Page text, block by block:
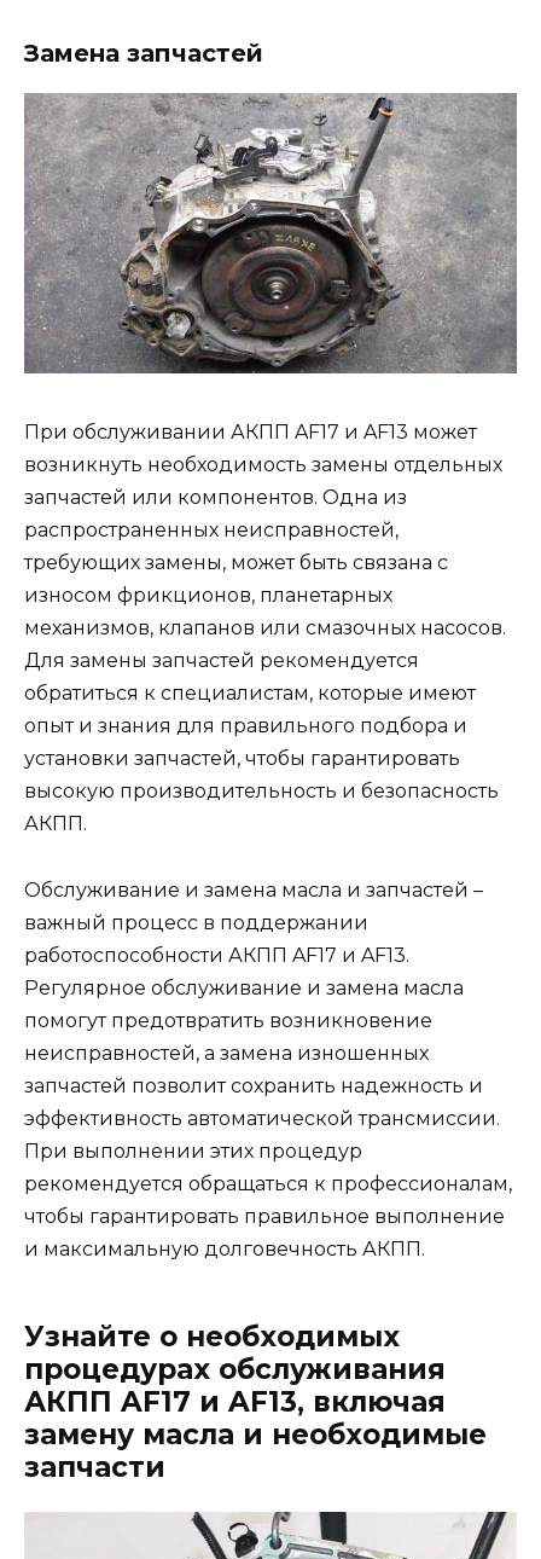
Замена запчастей
При обслуживании АКПП AF17 и AF13 может
возникнуть необходимость замены отдельных
запчастей или компонентов. Одна из
распространенных неисправностей,
требующих замены, может быть связана с
износом фрикционов, планетарных
механизмов, клапанов или смазочных насосов.
Для замены запчастей рекомендуется
обратиться к специалистам, которые имеют
опыт и знания для правильного подбора и
установки запчастей, чтобы гарантировать
высокую производительность и безопасность
АКПП.
Обслуживание и замена масла и запчастей –
важный процесс в поддержании
работоспособности АКПП AF17 и AF13.
Регулярное обслуживание и замена масла
помогут предотвратить возникновение
неисправностей, а замена изношенных
запчастей позволит сохранить надежность и
эффективность автоматической трансмиссии.
При выполнении этих процедур
рекомендуется обращаться к профессионалам,
чтобы гарантировать правильное выполнение
и максимальную долговечность АКПП.
Узнайте о необходимых
процедурах обслуживания
АКПП AF17 и AF13, включая
замену масла и необходимые
запчасти